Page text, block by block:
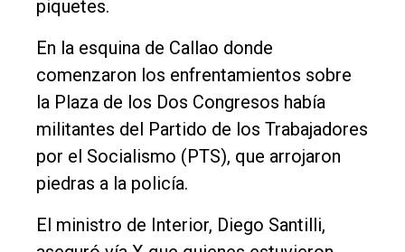
piquetes.
En la esquina de Callao donde
comenzaron los enfrentamientos sobre
la Plaza de los Dos Congresos había
militantes del Partido de los Trabajadores
por el Socialismo (PTS), que arrojaron
piedras a la policía.
El ministro de Interior, Diego Santilli,